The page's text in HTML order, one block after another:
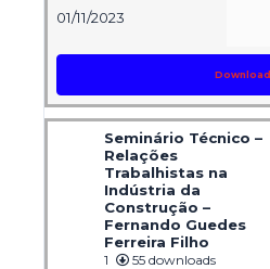
01/11/2023
Download
Seminário Técnico –
Relações
Trabalhistas na
Indústria da
Construção –
Fernando Guedes
Ferreira Filho
1 55 downloads